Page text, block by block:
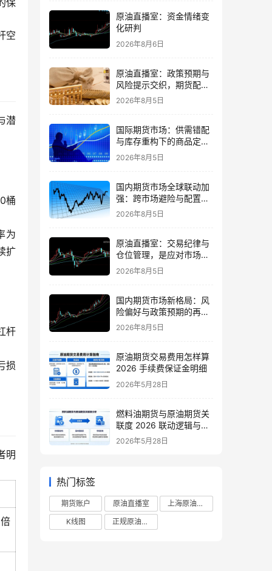
空
潜
桶
为
扩
杆
损
明
原油直播室：资金情绪变
化研判
2026年8月6日
原油直播室：政策预期与
风险提示交织，期货配置
需理性
2026年8月5日
国际期货市场：供需错配
与库存重构下的商品定价
再平衡
2026年8月5日
国内期货市场全球联动加
强：跨市场避险与配置策
略调整
2026年8月5日
原油直播室：交易纪律与
仓位管理，是应对市场噪
音的核心
2026年8月5日
国内期货市场新格局：风
险偏好与政策预期的再平
衡
2026年8月5日
原油期货交易费用怎样算
2026 手续费保证金明细
2026年5月28日
燃料油期货与原油期货关
联度 2026 联动逻辑与套
利策略
2026年5月28日
热门标签
期货账户 原油直播室
上海原油期货
K线图
正规原油直播室